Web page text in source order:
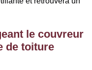
le couvreur
de toiture